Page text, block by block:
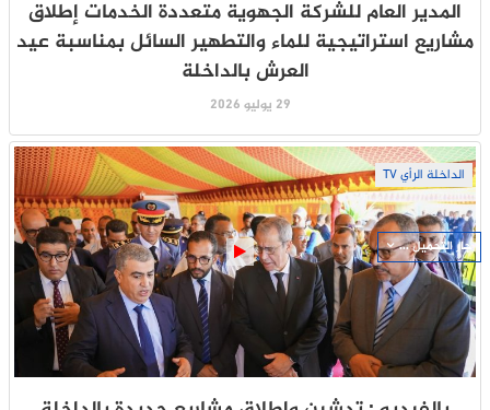
المدير العام للشركة الجهوية متعددة الخدمات إطلاق
مشاريع استراتيجية للماء والتطهير السائل بمناسبة عيد
العرش بالداخلة
29 يوليو 2026
الداخلة الرأي TV
جار التحميل ...